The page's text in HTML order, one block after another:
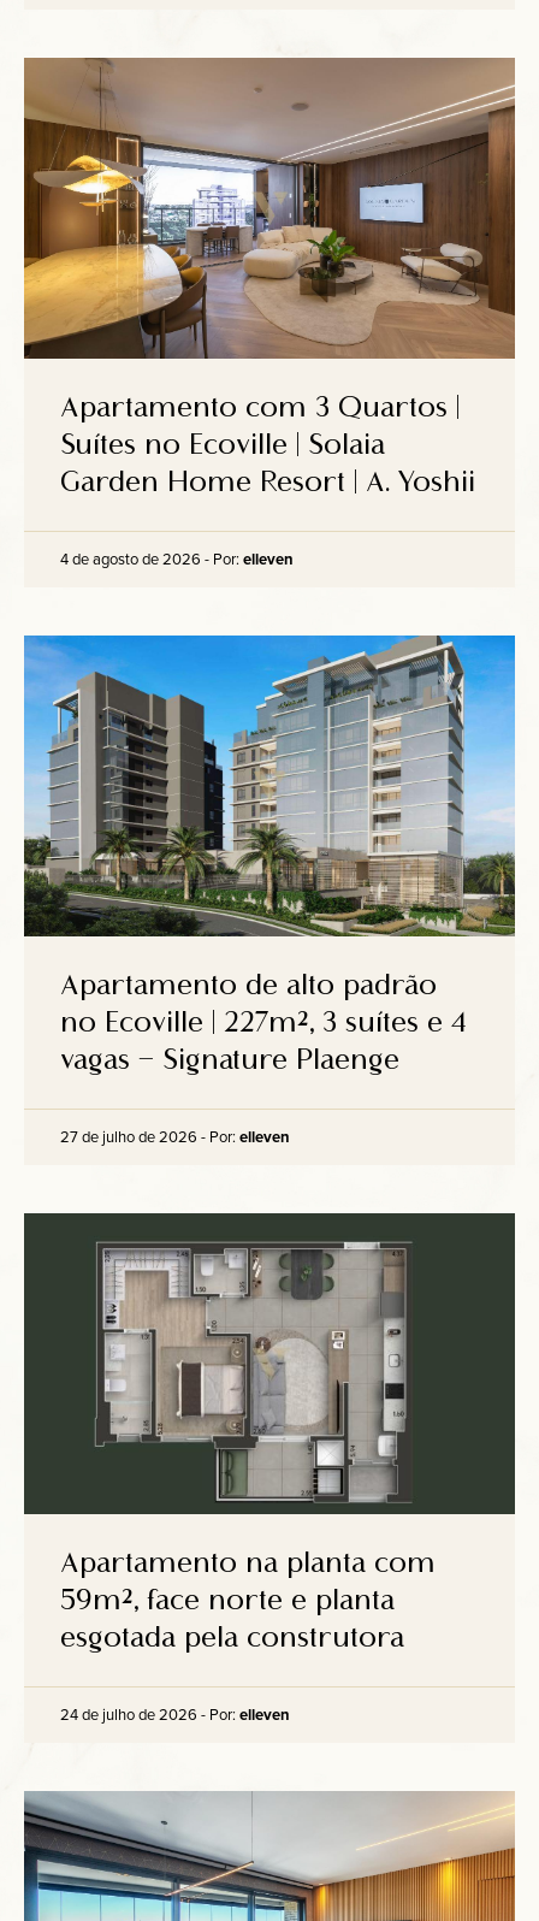
Apartamento com 3 Quartos |
Suítes no Ecoville | Solaia
Garden Home Resort | A. Yoshii
4 de agosto de 2026 - Por: elleven
Apartamento de alto padrão
no Ecoville | 227m², 3 suítes e 4
vagas – Signature Plaenge
27 de julho de 2026 - Por: elleven
Apartamento na planta com
59m², face norte e planta
esgotada pela construtora
24 de julho de 2026 - Por: elleven